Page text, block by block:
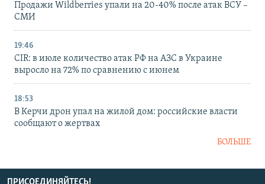
Продажи Wildberries упали на 20-40% после атак ВСУ –
СМИ
19:46
CIR: в июле количество атак РФ на АЗС в Украине
выросло на 72% по сравнению с июнем
18:53
В Керчи дрон упал на жилой дом: российские власти
сообщают о жертвах
БОЛЬШЕ